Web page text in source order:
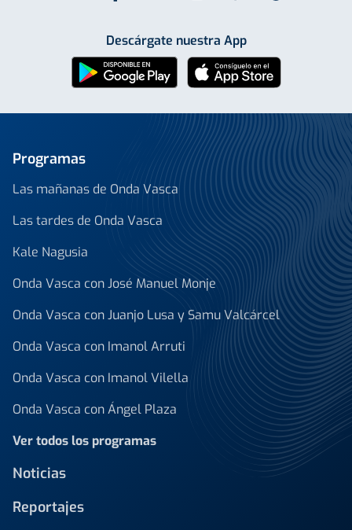
Descárgate nuestra App
Programas
Las mañanas de Onda Vasca
Las tardes de Onda Vasca
Kale Nagusia
Onda Vasca con José Manuel Monje
Onda Vasca con Juanjo Lusa y Samu Valcárcel
Onda Vasca con Imanol Arruti
Onda Vasca con Imanol Vilella
Onda Vasca con Ángel Plaza
Ver todos los programas
Noticias
Reportajes